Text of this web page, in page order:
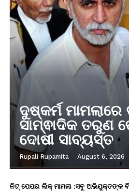
ଦୁଷ୍କର୍ମ
ସାମ୍ଵାଦିକ ତରୁଣ
ଦୋଷୀ ସାବ୍ୟସ୍ତ
Rupali Rupamita - August 6, 2026
ନିଟ୍ ପେପର ଲିକ୍ ମାମଲା :ସବୁ ଅଭିଯୁକ୍ତଙ୍କ